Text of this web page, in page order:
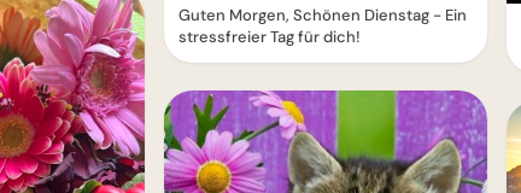
Guten Morgen, Schönen Dienstag - Ein
stressfreier Tag für dich!